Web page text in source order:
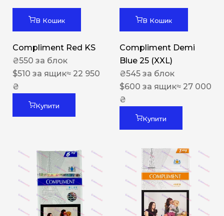
В Кошик
Compliment Red KS
₴550 за блок
$510 за ящик≈ 22 950
₴
Купити
В Кошик
Compliment Demi
Blue 25 (XXL)
₴545 за блок
$600 за ящик≈ 27 000
₴
Купити